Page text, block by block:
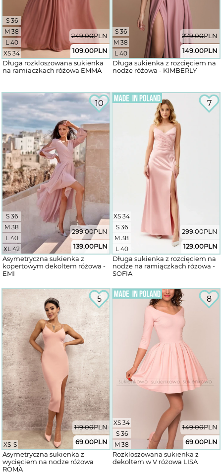
S 36
M 38
L 40
XS 34
249.00PLN
109.00PLN
Długa rozkloszowana sukienka
na ramiączkach różowa EMMA
S 36
M 38
L 40
279.00PLN
149.00PLN
Długa sukienka z rozcięciem na
nodze różowa - KIMBERLY
10
S 36
M 38
L 40
XL 42
299.00PLN
139.00PLN
Asymetryczna sukienka z
kopertowym dekoltem różowa -
EMI
7
XS 34
S 36
M 38
L 40
299.00PLN
129.00PLN
Długa sukienka z rozcięciem na
nodze na ramiączkach różowa -
SOFIA
5
XS-S
119.00PLN
69.00PLN
Asymetryczna sukienka z
wycięciem na nodze różowa
ROMA
8
XS 34
S 36
M 38
149.00PLN
69.00PLN
Rozkloszowana sukienka z
dekoltem w V różowa LISA